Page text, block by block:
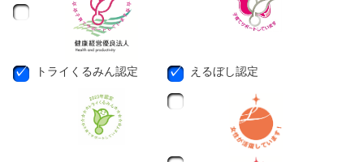
トライくるみん認定 えるぼし認定